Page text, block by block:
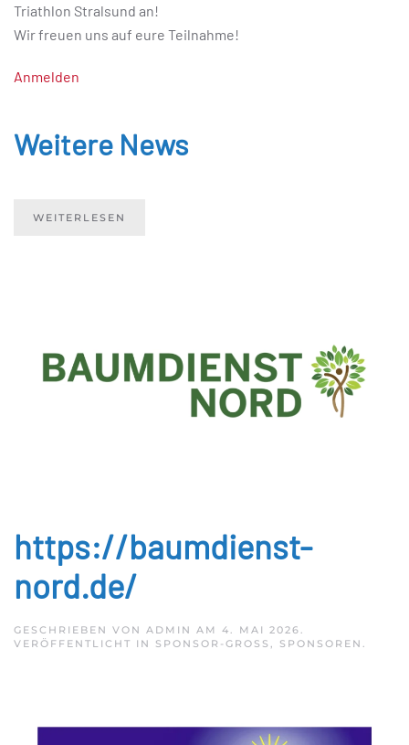
Triathlon Stralsund an!
Wir freuen uns auf eure Teilnahme!
Anmelden
Weitere News
WEITERLESEN
https://baumdienst-
nord.de/
GESCHRIEBEN VON ADMIN AM 4. MAI 2026.
VERÖFFENTLICHT IN SPONSOR-GROSS , SPONSOREN .